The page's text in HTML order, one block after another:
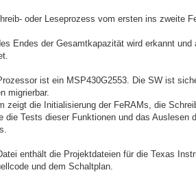
oder Leseprozess vom ersten ins zweite
Endes der Gesamtkapazität wird erkannt und
ist ein MSP430G2553. Die SW ist
migrierbar.
zeigt die Initialisierung der FeRAMs, die
die Tests dieser Funktionen und das Auslesen
enthält die Projektdateien für die Texas
und dem Schaltplan.